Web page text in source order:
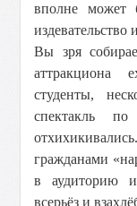
вполне может
Вы зря
аттракциона
студенты,
спектакль
гражданами
в аудиторию
всерьёз и